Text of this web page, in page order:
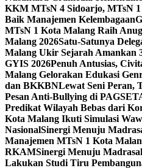
KKM MTsN 4 Sidoarjo, MTsN
Baik Manajemen Kelembagaan
MTsN 1 Kota Malang Raih
Malang 2026Satu-Satunya
Malang Ukir Sejarah Amankan
GYIS 2026Penuh Antusias,
Malang Gelorakan Edukasi
dan BKKBNLewat Seni Peran,
Pesan Anti-Bullying di
Predikat Wilayah Bebas dari
Kota Malang Ikuti Simulasi
NasionalSinergi Menuju
Manajemen MTsN 1 Kota
RKAMSinergi Menuju
Lakukan Studi Tiru